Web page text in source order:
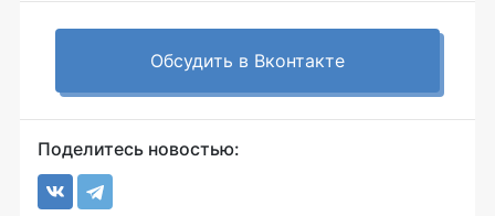
Обсудить в Вконтакте
Поделитесь новостью: